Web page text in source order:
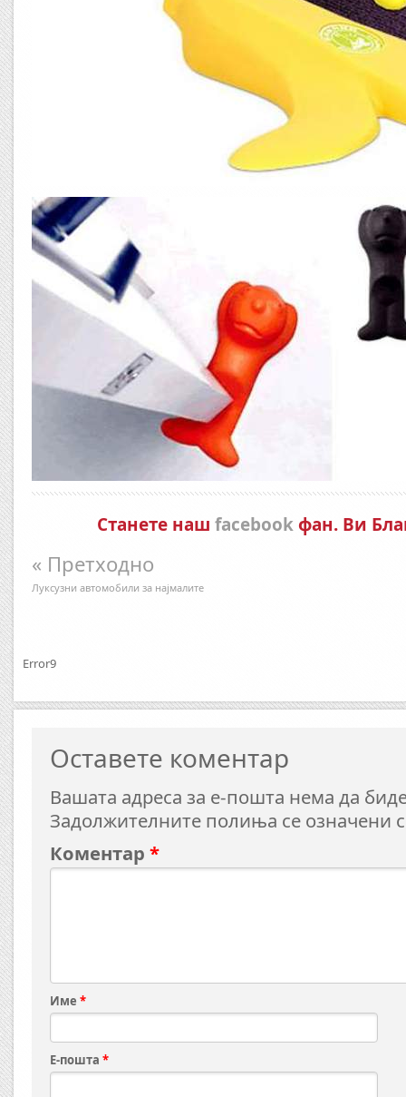
Станете наш facebookфан. Ви
« Претходно
Луксузни автомобили за најмалите
Error9
Оставете коментар
Вашата адреса за е-пошта нема да
Задолжителните полиња се означени
Коментар *
Име *
Е-пошта *